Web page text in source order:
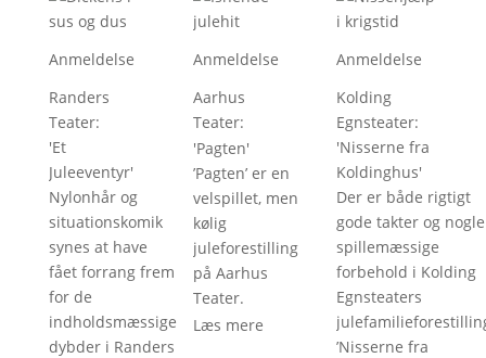
Anmeldelse
Randers
Teater:
'Et
Juleeventyr'
Nylonhår og
situationskomik
synes at have
fået forrang frem
for de
indholdsmæssige
dybder i Randers
Anmeldelse
Aarhus
Teater:
'Pagten'
’Pagten’ er en
velspillet, men
kølig
juleforestilling
på Aarhus
Teater.
Læs mere
Anmeldelse
Kolding
Egnsteater:
'Nisserne fra
Koldinghus'
Der er både rigtigt
gode takter og nogle
spillemæssige
forbehold i Kolding
Egnsteaters
’Nisserne fra